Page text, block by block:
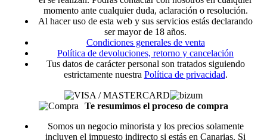
momento ante cualquier duda, aclaración o resolución.
Al hacer uso de esta web y sus servicios estás declarando
ser mayor de 18 años.
Condiciones generales de venta
Política de devoluciones, retorno y cancelación
Tus datos de carácter personal son tratados siguiendo
estrictamente nuestra Política de privacidad.
Te resumimos el proceso de compra
Somos un negocio minorista y los precios solamente
incluyen el impuesto indirecto si estás en Canarias. Si